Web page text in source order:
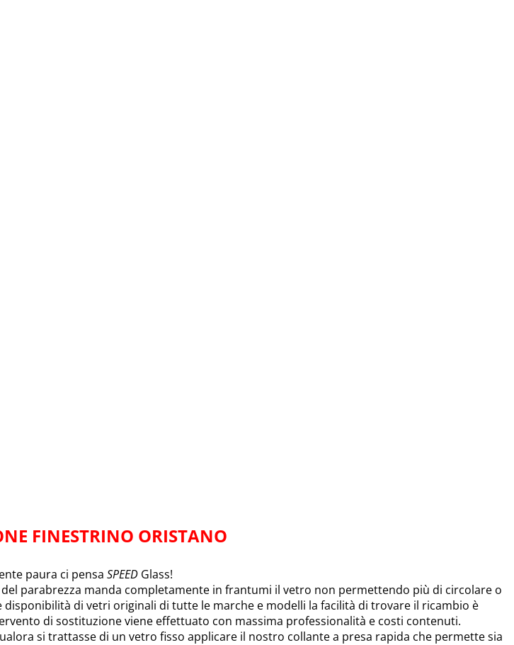
FINESTRINO ORISTANO
paura ci pensa SPEED Glass!
parabrezza manda completamente in frantumi il vetro non permettendo più di circolare o
di vetri originali di tutte le marche e modelli la facilità di trovare il ricambio è
di sostituzione viene effettuato con massima professionalità e costi contenuti.
si trattasse di un vetro fisso applicare il nostro collante a presa rapida che permette sia